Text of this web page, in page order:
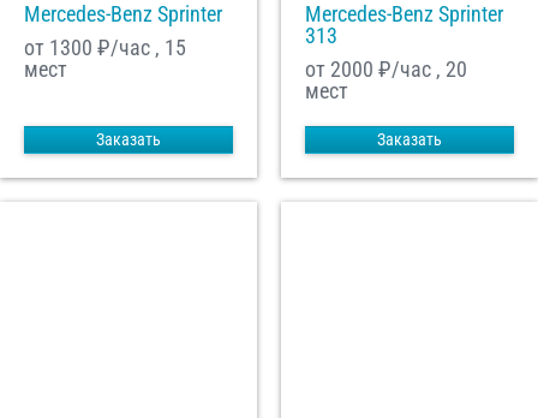
Mercedes-Benz Sprinter
от 1300 ₽/час , 15
мест
Заказать
Mercedes-Benz Sprinter
313
от 2000 ₽/час , 20
мест
Заказать